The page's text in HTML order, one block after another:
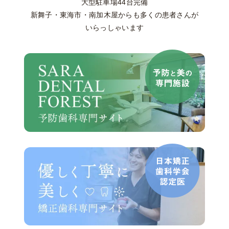
大型駐車場44台完備
新舞子・東海市・南加木屋からも多くの患者さんが
いらっしゃいます